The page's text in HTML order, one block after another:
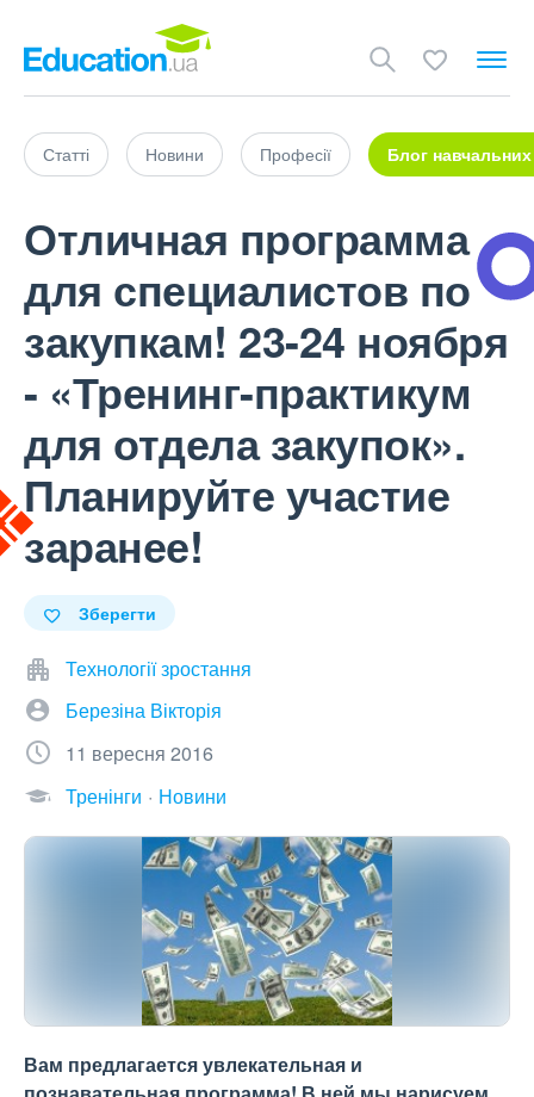
Статті Новини Професії Блог навчальних
Отличная программа
для специалистов по
закупкам! 23-24 ноября
- «Тренинг-практикум
для отдела закупок».
Планируйте участие
заранее!
Зберегти
Технології зростання
Березіна Вікторія
11 вересня 2016
Тренінги
Новини
Вам предлагается увлекательная и